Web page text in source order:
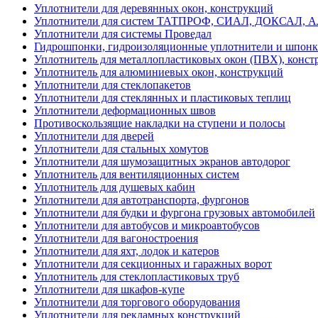
Уплотнители для деревянных окон, конструкций
Уплотнители для систем ТАТПРОФ, СИАЛ, ДОКСАЛ,
Уплотнители для системы Проведал
Гидрошпонки, гидроизоляционные уплотнители и
Уплотнитель для металлопластиковых окон (ПВХ),
Уплотнитель для алюминиевых окон, конструкций
Уплотнители для стеклопакетов
Уплотнители для стеклянных и пластиковых теплиц
Уплотнители деформационных швов
Противоскользящие накладки на ступени и полосы
Уплотнители для дверей
Уплотнители для стальных хомутов
Уплотнители для шумозащитных экранов автодорог
Уплотнитель для вентиляционных систем
Уплотнитель для душевых кабин
Уплотнители для автотранспорта, фургонов
Уплотнители для будки и фургона грузовых автомобилей
Уплотнители для автобусов и микроавтобусов
Уплотнители для вагоностроения
Уплотнители для яхт, лодок и катеров
Уплотнители для секционных и гаражных ворот
Уплотнитель для стеклопластиковых труб
Уплотнители для шкафов-купе
Уплотнители для торгового оборудования
Уплотнители для рекламных конструкций